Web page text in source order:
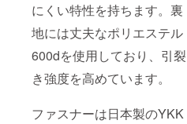
にくい特性を持ちます。裏
地には丈夫なポリエステル
600dを使用しており、引裂
き強度を高めています。
ファスナーは日本製のYKK